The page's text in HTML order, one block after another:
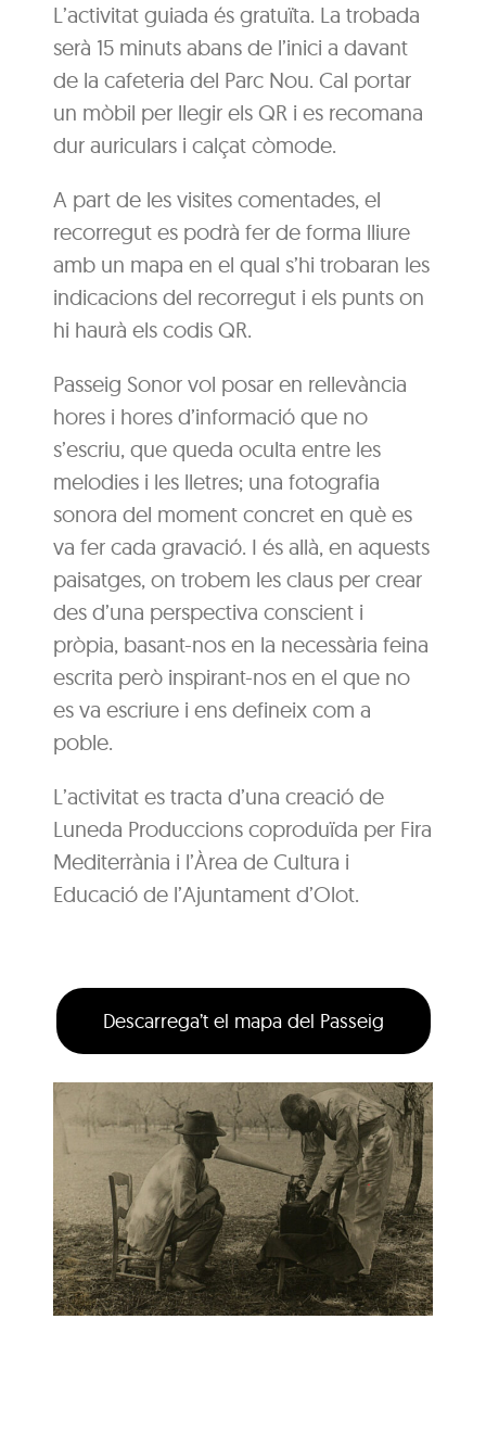
L’activitat guiada és gratuïta. La trobada
serà 15 minuts abans de l’inici a davant
de la cafeteria del Parc Nou. Cal portar
un mòbil per llegir els QR i es recomana
dur auriculars i calçat còmode.
A part de les visites comentades, el
recorregut es podrà fer de forma lliure
amb un mapa en el qual s’hi trobaran les
indicacions del recorregut i els punts on
hi haurà els codis QR.
Passeig Sonor vol posar en rellevància
hores i hores d’informació que no
s’escriu, que queda oculta entre les
melodies i les lletres; una fotografia
sonora del moment concret en què es
va fer cada gravació. I és allà, en aquests
paisatges, on trobem les claus per crear
des d’una perspectiva conscient i
pròpia, basant-nos en la necessària feina
escrita però inspirant-nos en el que no
es va escriure i ens defineix com a
poble.
L’activitat es tracta d’una creació de
Luneda Produccions coproduïda per Fira
Mediterrània i l’Àrea de Cultura i
Educació de l’Ajuntament d’Olot.
Descarrega’t el mapa del Passeig